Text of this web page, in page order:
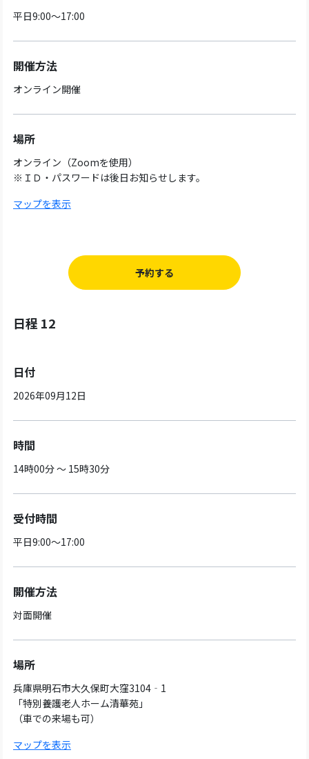
平日9:00～17:00
開催方法
オンライン開催
場所
オンライン（Zoomを使用）
※ＩＤ・パスワードは後日お知らせします。
マップを表示
予約する
日程 12
日付
2026年09月12日
時間
14時00分 ～ 15時30分
受付時間
平日9:00～17:00
開催方法
対面開催
場所
兵庫県明石市大久保町大窪3104‐1
「特別養護老人ホーム清華苑」
（車での来場も可）
マップを表示